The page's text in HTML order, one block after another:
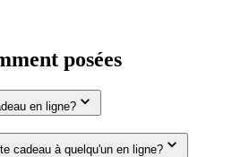
posées
en ligne?
cadeau à quelqu'un en ligne?